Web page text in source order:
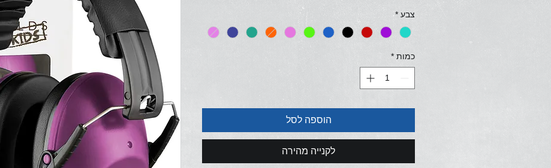
צבע *
כמות *
הוספה לסל
לקנייה מהירה